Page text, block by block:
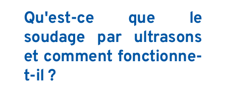
Qu'est-ce que le
soudage par ultrasons
et comment fonctionne-
t-il ?